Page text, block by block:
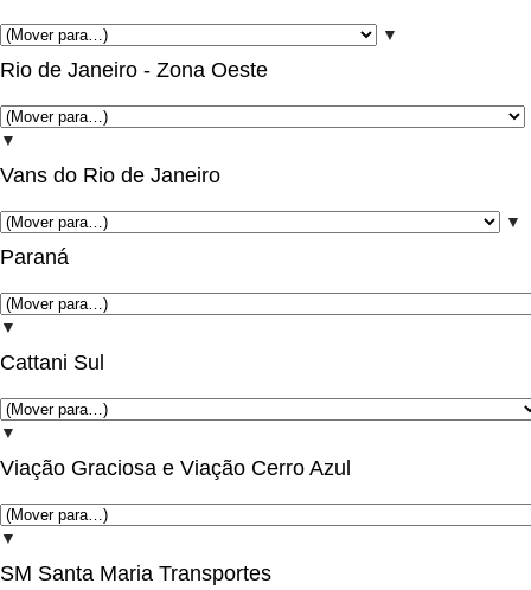
▼
Rio de Janeiro - Zona Oeste
▼
Vans do Rio de Janeiro
▼
Paraná
▼
Cattani Sul
▼
Viação Graciosa e Viação Cerro Azul
▼
SM Santa Maria Transportes